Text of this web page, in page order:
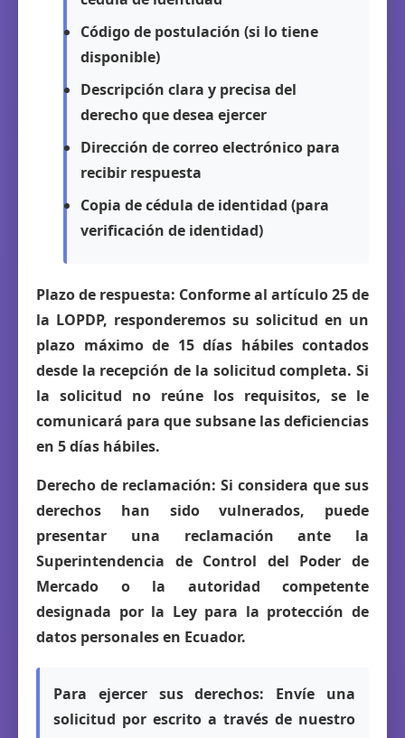
Código de postulación (si lo tiene
disponible)
Descripción clara y precisa del
derecho que desea ejercer
Dirección de correo electrónico para
recibir respuesta
Copia de cédula de identidad (para
verificación de identidad)
Plazo de respuesta: Conforme al artículo 25 de
la LOPDP, responderemos su solicitud en un
plazo máximo de 15 días hábilescontados
desde la recepción de la solicitud completa. Si
la solicitud no reúne los requisitos, se le
comunicará para que subsane las deficiencias
en 5 días hábiles.
Derecho de reclamación: Si considera que sus
derechos han sido vulnerados, puede
presentar una reclamación ante la
Superintendencia de Control del Poder de
Mercado o la autoridad competente
designada por la Ley para la protección de
datos personales en Ecuador.
Para ejercer sus derechos: Envíe una
solicitud por escrito a través de nuestro